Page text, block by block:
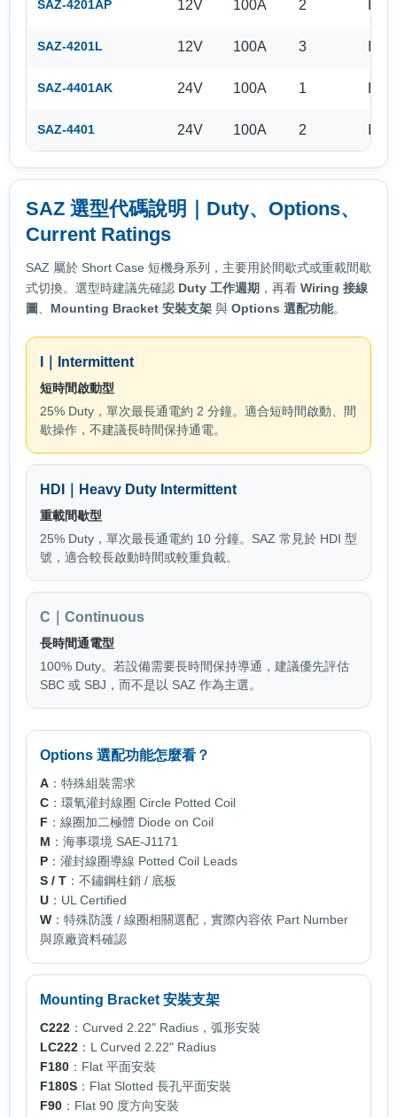
SAZ-4201AP 12V 100A 2 HDI
SAZ-4201L 12V 100A 3
SAZ-4401AK 24V 100A 1 HDI
SAZ-4401 24V 100A 2
SAZ 選型代碼說明｜Duty、Options、
Current Ratings
SAZ 屬於 Short Case 短機身系列，主要用於間歇式或重載間歇
式切換。選型時建議先確認 Duty 工作週期 ，再看 Wiring 接線
圖
Mounting Bracket 安裝支架 與 Options 選配功能。
I｜Intermittent
短時間啟動型
25% Duty，單次最長通電約 2 分鐘。適合短時間啟動、間
歇操作，不建議長時間保持通電。
HDI｜Heavy Duty Intermittent
重載間歇型
25% Duty，單次最長通電約 10 分鐘。SAZ 常見於 HDI 型
號，適合較長啟動時間或較重負載。
C｜Continuous
長時間通電型
100% Duty。若設備需要長時間保持導通，建議優先評估
SBC 或 SBJ，而不是以 SAZ 作為主選。
Options 選配功能怎麼看？
A ：特殊組裝需求
C ：環氧灌封線圈 Circle Potted Coil
F ：線圈加二極體 Diode on Coil
M ：海事環境 SAE-J1171
P ：灌封線圈導線 Potted Coil Leads
S / T ：不鏽鋼柱銷 / 底板
U ：UL Certified
W ：特殊防護 / 線圈相關選配，實際內容依 Part Number
與原廠資料確認
Mounting Bracket 安裝支架
C222 ：Curved 2.22" Radius，弧形安裝
LC222 ：L Curved 2.22" Radius
F180 ：Flat 平面安裝
F180S ：Flat Slotted 長孔平面安裝
F90 ：Flat 90 度方向安裝